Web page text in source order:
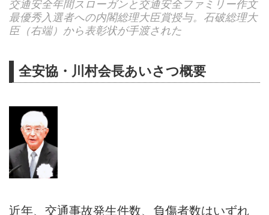
交通安全年間スローガンと交通安全ファミリー作文
最優秀入選者への内閣総理大臣賞授与。石破総理大
臣（右端）から表彰状が手渡された
全安協・川村会長あいさつ概要
近年、交通事故発生件数、負傷者数はいずれ